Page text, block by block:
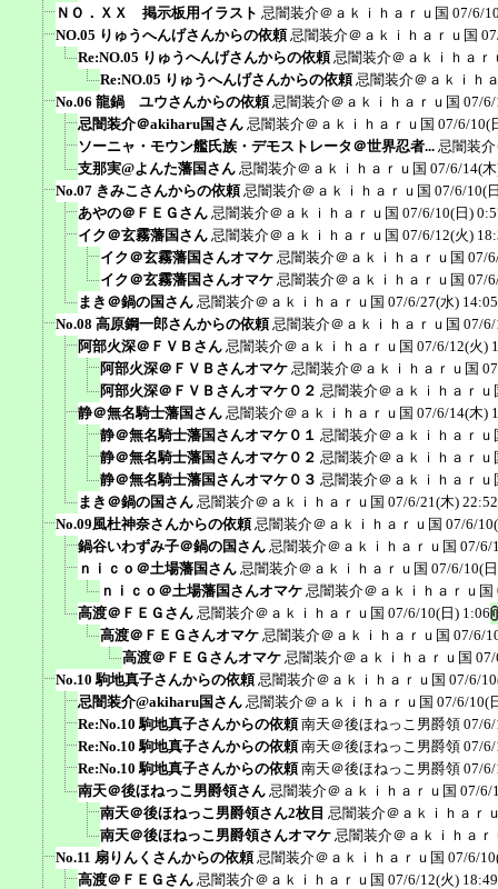
ＮＯ．ＸＸ 掲示板用イラスト 忌闇装介＠ａｋｉｈａｒｕ国 07/6/
NO.05 りゅうへんげさんからの依頼 忌闇装介＠ａｋｉｈａｒｕ国
Re:NO.05 りゅうへんげさんからの依頼 忌闇装介＠ａｋｉｈａｒ
Re:NO.05 りゅうへんげさんからの依頼 忌闇装介＠ａｋｉｈ
No.06 龍鍋 ユウさんからの依頼 忌闇装介＠ａｋｉｈａｒｕ国 07/
忌闇装介＠akiharu国さん 忌闇装介＠ａｋｉｈａｒｕ国 07/6/10(
ソーニャ・モウン艦氏族・デモストレータ＠世界忍者... 忌闇装
支那実@よんた藩国さん 忌闇装介＠ａｋｉｈａｒｕ国 07/6/14(
No.07 きみこさんからの依頼 忌闇装介＠ａｋｉｈａｒｕ国 07/6/10(
あやの＠ＦＥＧさん 忌闇装介＠ａｋｉｈａｒｕ国 07/6/10(日)
イク＠玄霧藩国さん 忌闇装介＠ａｋｉｈａｒｕ国 07/6/12(火)
イク＠玄霧藩国さんオマケ 忌闇装介＠ａｋｉｈａｒｕ国 07/
イク＠玄霧藩国さんオマケ 忌闇装介＠ａｋｉｈａｒｕ国 07/
まき＠鍋の国さん 忌闇装介＠ａｋｉｈａｒｕ国 07/6/27(水) 14:05
No.08 高原鋼一郎さんからの依頼 忌闇装介＠ａｋｉｈａｒｕ国 07/
阿部火深＠ＦＶＢさん 忌闇装介＠ａｋｉｈａｒｕ国 07/6/12(火)
阿部火深＠ＦＶＢさんオマケ 忌闇装介＠ａｋｉｈａｒｕ国
阿部火深＠ＦＶＢさんオマケ０２ 忌闇装介＠ａｋｉｈａｒｕ
静＠無名騎士藩国さん 忌闇装介＠ａｋｉｈａｒｕ国 07/6/14(木)
静＠無名騎士藩国さんオマケ０１ 忌闇装介＠ａｋｉｈａｒｕ
静＠無名騎士藩国さんオマケ０２ 忌闇装介＠ａｋｉｈａｒｕ
静＠無名騎士藩国さんオマケ０３ 忌闇装介＠ａｋｉｈａｒｕ
まき＠鍋の国さん 忌闇装介＠ａｋｉｈａｒｕ国 07/6/21(木) 22:52
No.09風杜神奈さんからの依頼 忌闇装介＠ａｋｉｈａｒｕ国 07/6/
鍋谷いわずみ子＠鍋の国さん 忌闇装介＠ａｋｉｈａｒｕ国 07/6/
ｎｉｃｏ＠土場藩国さん 忌闇装介＠ａｋｉｈａｒｕ国 07/6/10(
ｎｉｃｏ＠土場藩国さんオマケ 忌闇装介＠ａｋｉｈａｒｕ国
高渡＠ＦＥＧさん 忌闇装介＠ａｋｉｈａｒｕ国 07/6/10(日) 1:06
高渡＠ＦＥＧさんオマケ 忌闇装介＠ａｋｉｈａｒｕ国 07/6/
高渡＠ＦＥＧさんオマケ 忌闇装介＠ａｋｉｈａｒｕ国
No.10 駒地真子さんからの依頼 忌闇装介＠ａｋｉｈａｒｕ国 07/6/
忌闇装介@akiharu国さん 忌闇装介＠ａｋｉｈａｒｕ国 07/6/10(
Re:No.10 駒地真子さんからの依頼 南天＠後ほねっこ男爵領 07/
Re:No.10 駒地真子さんからの依頼 南天＠後ほねっこ男爵領 07/
Re:No.10 駒地真子さんからの依頼 南天＠後ほねっこ男爵領 07/
南天＠後ほねっこ男爵領さん 忌闇装介＠ａｋｉｈａｒｕ国 07/6/
南天＠後ほねっこ男爵領さん2枚目 忌闇装介＠ａｋｉｈａｒ
南天＠後ほねっこ男爵領さんオマケ 忌闇装介＠ａｋｉｈａｒ
No.11 扇りんくさんからの依頼 忌闇装介＠ａｋｉｈａｒｕ国 07/6/
高渡＠ＦＥＧさん 忌闇装介＠ａｋｉｈａｒｕ国 07/6/12(火) 18:49